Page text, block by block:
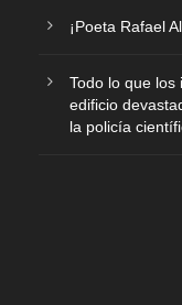
¡Poeta Rafael
Todo lo que los
edificio
la policía